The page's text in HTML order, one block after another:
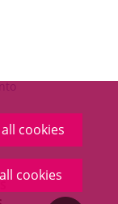
cookies
cookies